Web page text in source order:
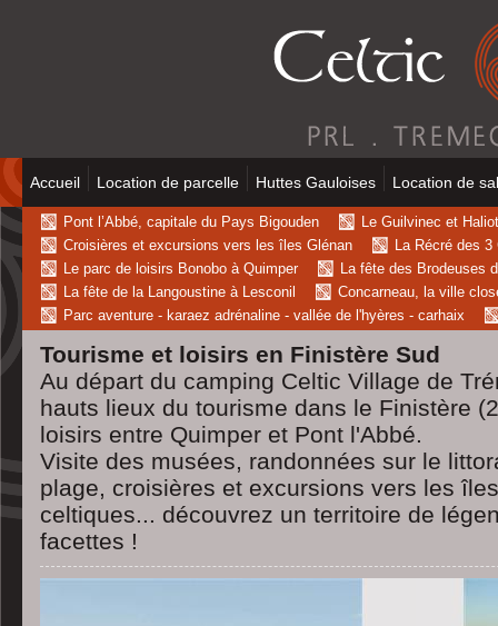
Accueil Location de parcelle Huttes Gauloises Location de
Pont l’Abbé, capitale du Pays Bigouden
Le Guilvinec et
Croisières et excursions vers les îles Glénan
La Récré des
Le parc de loisirs Bonobo à Quimper
La fête des Brodeuses
La fête de la Langoustine à Lesconil
Concarneau, la ville
Parc aventure - karaez adrénaline - vallée de l'hyères - carhaix
Tourisme et loisirs en Finistère Sud
Au départ du camping Celtic Village de
hauts lieux du tourisme dans le Finistère
loisirs entre Quimper et Pont l'Abbé.
Visite des musées, randonnées sur le
plage, croisières et excursions vers les
celtiques... découvrez un territoire de
facettes !